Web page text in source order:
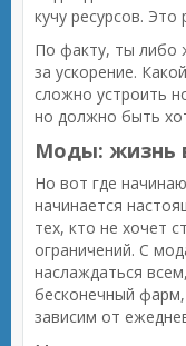
кучу ресурсов. Это
По факту, ты либо
за ускорение.
сложно устроить
но должно быть
Моды: жизнь
Но вот где
начинается
тех, кто не хочет
ограничений. С
наслаждаться
бесконечный
зависим от